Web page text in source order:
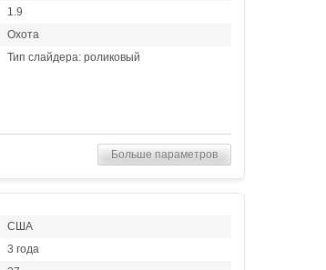
1.9
Охота
Тип слайдера: роликовый
Больше параметров
США
3 года